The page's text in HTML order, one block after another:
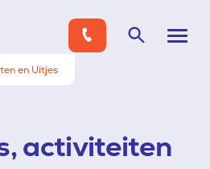
en Uitjes
activiteiten